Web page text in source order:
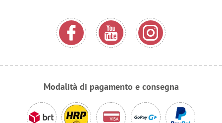
Modalità di pagamento e consegna